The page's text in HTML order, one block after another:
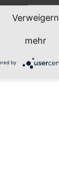
Verweigern
mehr
by